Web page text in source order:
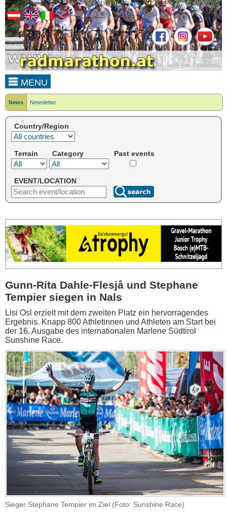
MENU
News Newsletter
Country/Region
Terrain Category Past events
EVENT/LOCATION
Gunn-Rita Dahle-Flesjå und Stephane
Tempier siegen in Nals
Lisi Osl erzielt mit dem zweiten Platz ein hervorragendes
Ergebnis. Knapp 800 Athletinnen und Athleten am Start bei
der 16. Ausgabe des internationalen Marlene Südtirol
Sunshine Race.
Sieger Stephane Tempier im Ziel (Foto: Sunshine Race)